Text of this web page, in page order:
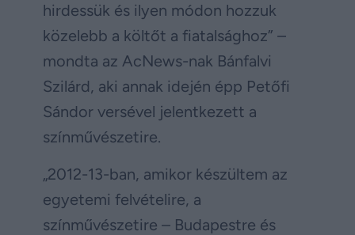
hirdessük és ilyen módon hozzuk
közelebb a költőt a fiatalsághoz” –
mondta az AcNews-nak Bánfalvi
Szilárd, aki annak idején épp Petőfi
Sándor versével jelentkezett a
színművészetire.
„2012-13-ban, amikor készültem az
egyetemi felvételire, a
színművészetire – Budapestre és